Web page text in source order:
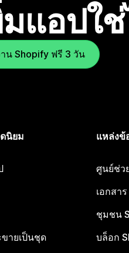
มแอปใ
น Shopify ฟรี 3 วัน
นิยม
ายเป็นชุด
แหล่งข้
ศูนย์ช่ว
เอกสา
ชุมชน
บล็อก